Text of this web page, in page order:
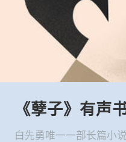
《孽子》有声
白先勇唯一一部长篇小